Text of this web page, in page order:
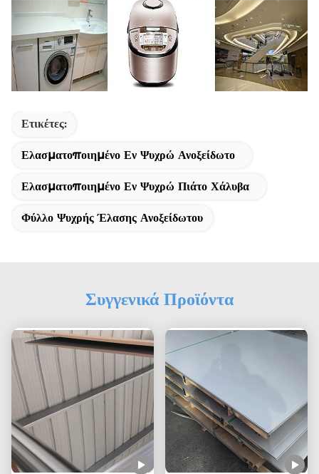
Ετικέτες:
Ελασματοποιημένο Εν Ψυχρώ Ανοξείδωτο
Ελασματοποιημένο Εν Ψυχρώ Πιάτο Χάλυβα
Φύλλο Ψυχρής Έλασης Ανοξείδωτου
Συγγενικά Προϊόντα